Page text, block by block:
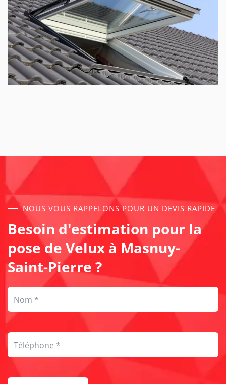
NOUS VOUS RAPPELONS POUR UN DEVIS RAPIDE
Besoin d'estimation pour la
pose de Velux à Masnuy-
Saint-Pierre ?